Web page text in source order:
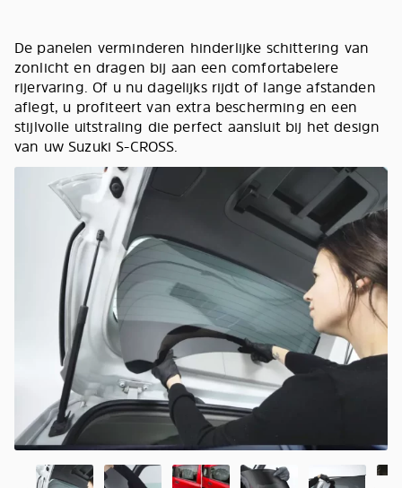
De panelen verminderen hinderlijke schittering van
zonlicht en dragen bij aan een comfortabelere
rijervaring. Of u nu dagelijks rijdt of lange afstanden
aflegt, u profiteert van extra bescherming en een
stijlvolle uitstraling die perfect aansluit bij het design
van uw Suzuki S-CROSS.